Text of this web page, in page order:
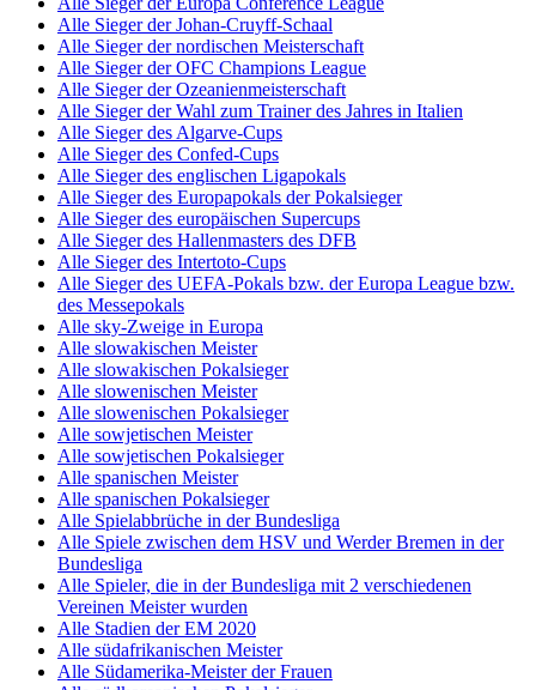
Alle Sieger der Johan-Cruyff-Schaal
Alle Sieger der nordischen Meisterschaft
Alle Sieger der OFC Champions League
Alle Sieger der Ozeanienmeisterschaft
Alle Sieger der Wahl zum Trainer des Jahres in Italien
Alle Sieger des Algarve-Cups
Alle Sieger des Confed-Cups
Alle Sieger des englischen Ligapokals
Alle Sieger des Europapokals der Pokalsieger
Alle Sieger des europäischen Supercups
Alle Sieger des Hallenmasters des DFB
Alle Sieger des Intertoto-Cups
Alle Sieger des UEFA-Pokals bzw. der Europa League bzw.
des Messepokals
Alle sky-Zweige in Europa
Alle slowakischen Meister
Alle slowakischen Pokalsieger
Alle slowenischen Meister
Alle slowenischen Pokalsieger
Alle sowjetischen Meister
Alle sowjetischen Pokalsieger
Alle spanischen Meister
Alle spanischen Pokalsieger
Alle Spielabbrüche in der Bundesliga
Alle Spiele zwischen dem HSV und Werder Bremen in der
Bundesliga
Alle Spieler, die in der Bundesliga mit 2 verschiedenen
Vereinen Meister wurden
Alle Stadien der EM 2020
Alle südafrikanischen Meister
Alle Südamerika-Meister der Frauen